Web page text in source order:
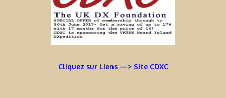
Cliquez sur Liens —> Site CDXC